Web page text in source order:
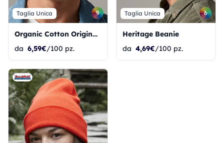
Taglia Unica 9
Organic Cotton Original Cuffed Beanie
da 6,59€/100 pz.
Taglia Unica 6
Heritage Beanie
da 4,69€/100 pz.